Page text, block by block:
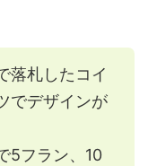
落札したコイ
でデザインが
5フラン、10